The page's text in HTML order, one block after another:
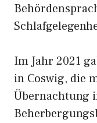
Im Jahr 2021
in Coswig, die
Übernachtung